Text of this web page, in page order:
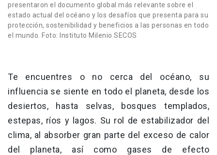
presentaron el documento global más relevante sobre el
estado actual del océano y los desafíos que presenta para su
protección, sostenibilidad y beneficios a las personas en todo
el mundo. Foto: Instituto Milenio SECOS
Te encuentres o no cerca del océano, su
influencia se siente en todo el planeta, desde los
desiertos, hasta selvas, bosques templados,
estepas, ríos y lagos. Su rol de estabilizador del
clima, al absorber gran parte del exceso de calor
del planeta, así como gases de efecto